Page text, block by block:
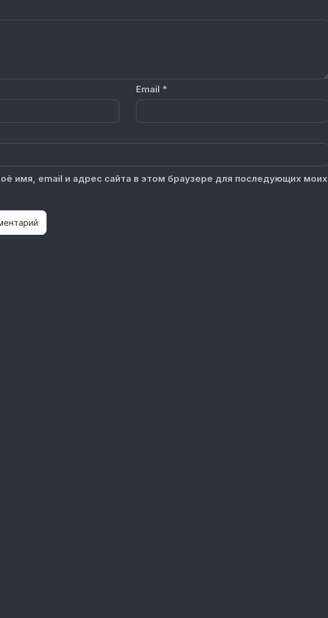
Email *
имя, email и адрес сайта в этом браузере для последующих моих